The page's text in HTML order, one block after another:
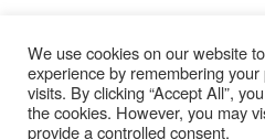
Mentions Légales
Lire Les Anciens N°
S’abonner
We use cookies on our website
experience by remembering
visits. By clicking “Accept All”,
the cookies. However, you may
provide a controlled consent.